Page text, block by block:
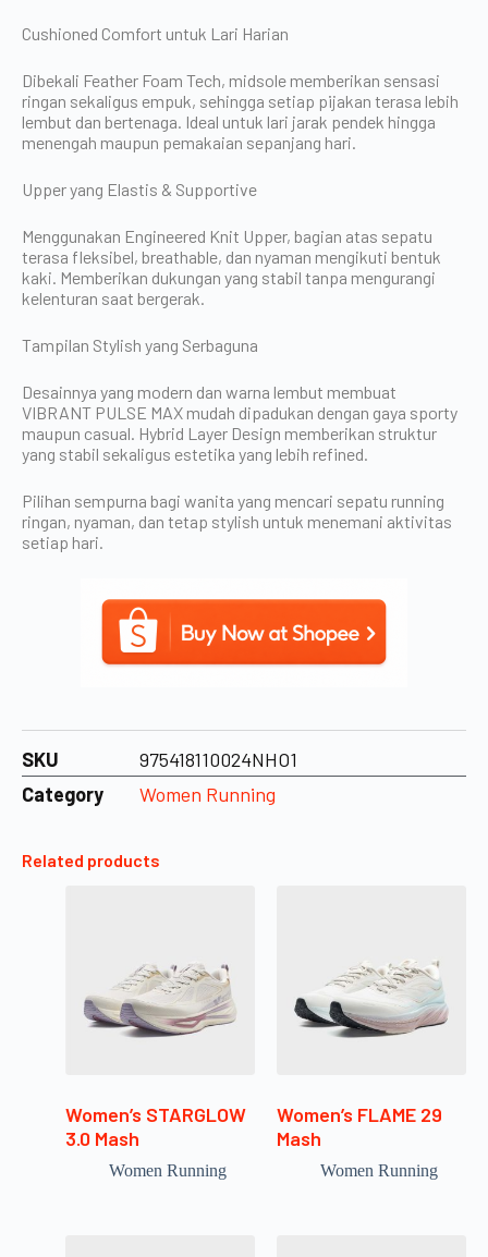
Cushioned Comfort untuk Lari Harian
Dibekali Feather Foam Tech, midsole memberikan sensasi
ringan sekaligus empuk, sehingga setiap pijakan terasa lebih
lembut dan bertenaga. Ideal untuk lari jarak pendek hingga
menengah maupun pemakaian sepanjang hari.
Upper yang Elastis & Supportive
Menggunakan Engineered Knit Upper, bagian atas sepatu
terasa fleksibel, breathable, dan nyaman mengikuti bentuk
kaki. Memberikan dukungan yang stabil tanpa mengurangi
kelenturan saat bergerak.
Tampilan Stylish yang Serbaguna
Desainnya yang modern dan warna lembut membuat
VIBRANT PULSE MAX mudah dipadukan dengan gaya sporty
maupun casual. Hybrid Layer Design memberikan struktur
yang stabil sekaligus estetika yang lebih refined.
Pilihan sempurna bagi wanita yang mencari sepatu running
ringan, nyaman, dan tetap stylish untuk menemani aktivitas
setiap hari.
SKU
975418110024NHO1
Category
Women Running
Related products
Women’s STARGLOW
3.0 Mash
Women Running
Women’s FLAME 29
Mash
Women Running